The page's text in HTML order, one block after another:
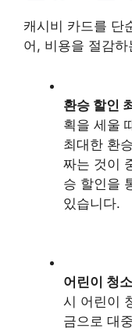
캐시비 카드를 단
어, 비용을 절감
환승 할인
획을 세울
최대한 환
짜는 것이
승 할인을
있습니다.
어린이 청
시 어린이
금으로 대